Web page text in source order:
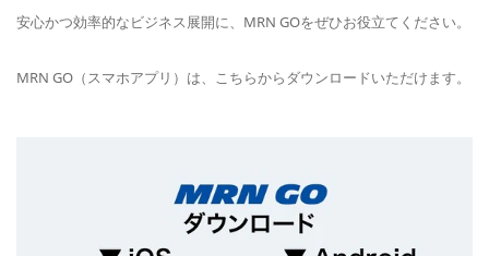
安心かつ効率的なビジネス展開に、MRN GOをぜひお役立てください。
MRN GO（スマホアプリ）は、こちらからダウンロードいただけます。